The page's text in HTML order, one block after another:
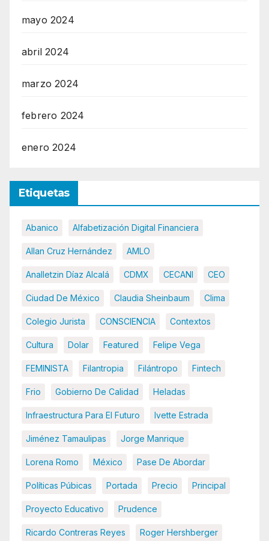
mayo 2024
abril 2024
marzo 2024
febrero 2024
enero 2024
Etiquetas
Abanico Alfabetización Digital Financiera
Allan Cruz Hernández AMLO
Analletzin Díaz Alcalá CDMX CECANI CEO
Ciudad De México Claudia Sheinbaum Clima
Colegio Jurista CONSCIENCIA Contextos
Cultura Dolar Featured Felipe Vega
FEMINISTA Filantropia Filántropo Fintech
Frio Gobierno De Calidad Heladas
Infraestructura Para El Futuro Ivette Estrada
Jiménez Tamaulipas Jorge Manrique
Lorena Romo México Pase De Abordar
Políticas Púbicas Portada Precio Principal
Proyecto Educativo Prudence
Ricardo Contreras Reyes Roger Hershberger